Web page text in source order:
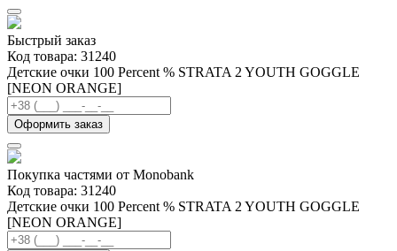
Быстрый заказ
Код товара: 31240
Детские очки 100 Percent % STRATA 2 YOUTH GOGGLE
[NEON ORANGE]
Оформить заказ
Покупка частями от Monobank
Код товара: 31240
Детские очки 100 Percent % STRATA 2 YOUTH GOGGLE
[NEON ORANGE]